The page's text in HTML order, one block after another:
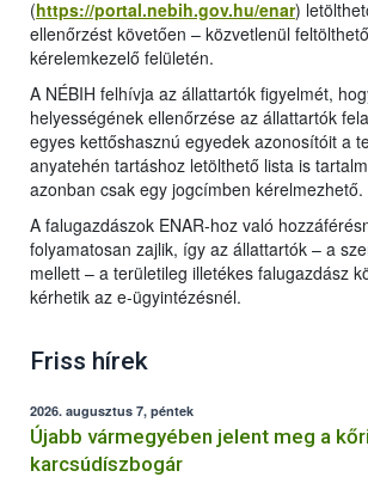
(https://portal.nebih.gov.hu/enar)
ellenőrzést követően – közvetlenül
kérelemkezelő felületén.
A NÉBIH felhívja az állattartók figyelmét,
helyességének ellenőrzése az állattartók
egyes kettőshasznú egyedek azonosítóit a
anyatehén tartáshoz letölthető lista is
azonban csak egy jogcímben kérelmezhető.
A falugazdászok ENAR-hoz való
folyamatosan zajlik, így az állattartók – a
mellett – a területileg illetékes falugazdász
kérhetik az e-ügyintézésnél.
Friss hírek
2026. augusztus 7, péntek
Újabb vármegyében jelent meg a
karcsúdíszbogár